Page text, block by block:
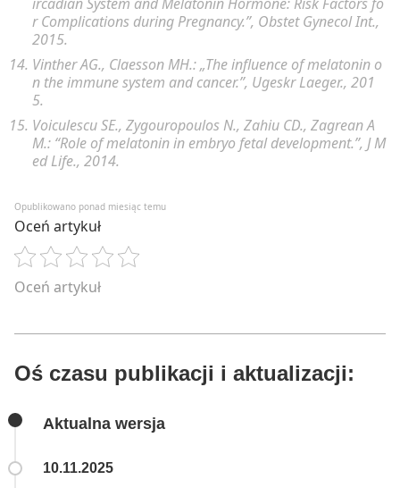
r Complications during Pregnancy.”, Obstet Gynecol Int.,
2015.
Vinther AG., Claesson MH.: „The influence of melatonin o
n the immune system and cancer.”, Ugeskr Laeger., 201
5.
Voiculescu SE., Zygouropoulos N., Zahiu CD., Zagrean A
M.: “Role of melatonin in embryo fetal development.”, J M
ed Life., 2014.
Opublikowano ponad miesiąc temu
Oceń artykuł
Oceń artykuł
Oś czasu publikacji i aktualizacji:
Aktualna wersja
10.11.2025